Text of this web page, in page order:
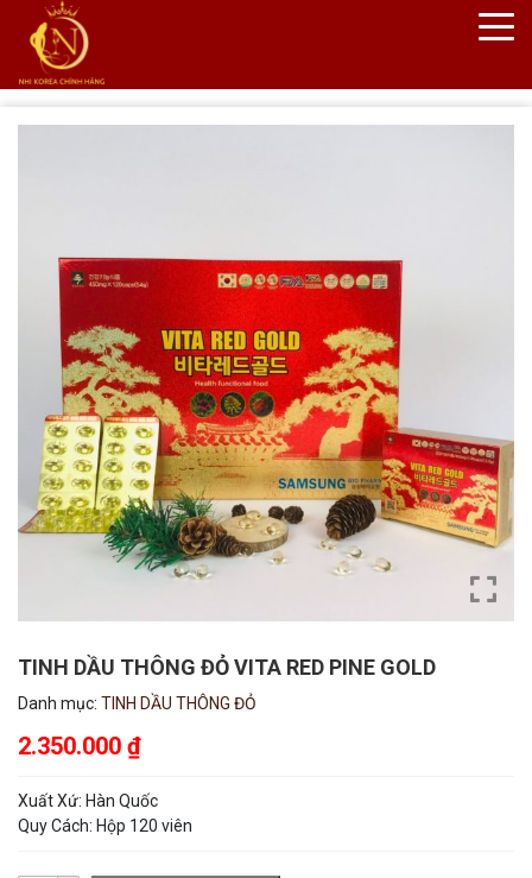
TINH DẦU THÔNG ĐỎ VITA RED PINE GOLD
Danh mục: TINH DẦU THÔNG ĐỎ
2.350.000 ₫
Xuất Xứ: Hàn Quốc
Quy Cách: Hộp 120 viên